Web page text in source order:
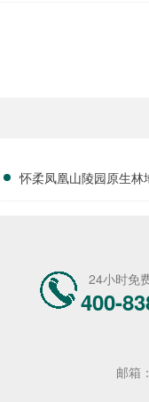
怀柔凤凰山陵园原生林
24小时免
400-
邮箱